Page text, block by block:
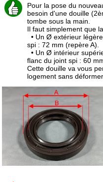
Pour la pose du
besoin d'une douille
tombe sous la main.
Il faut simplement que
• Un Ø extérieur
spi : 72 mm (repère A).
• Un Ø intérieur
flanc du joint spi : 60
Cette douille va vous
logement sans